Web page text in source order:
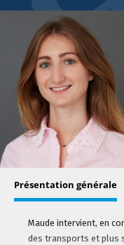
Présentation générale
Maude intervient, en
des transports et plus